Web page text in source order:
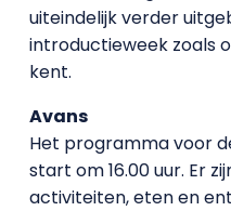
uiteindelijk verder
introductieweek zoals
kent.
Avans
Het programma voor
start om 16.00 uur. Er
activiteiten, eten en